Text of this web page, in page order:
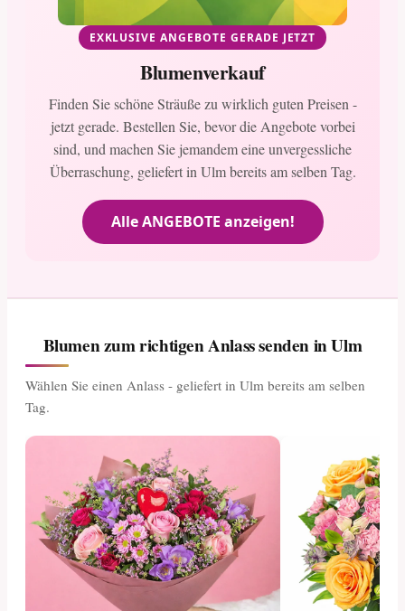
EXKLUSIVE ANGEBOTE GERADE JETZT
Blumenverkauf
Finden Sie schöne Sträuße zu wirklich guten Preisen -
jetzt gerade. Bestellen Sie, bevor die Angebote vorbei
sind, und machen Sie jemandem eine unvergessliche
Überraschung, geliefert in Ulm bereits am selben Tag.
Alle ANGEBOTE anzeigen!
Blumen zum richtigen Anlass senden in Ulm
Wählen Sie einen Anlass - geliefert in Ulm bereits am selben
Tag.